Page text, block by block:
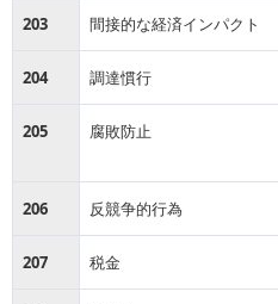
203 間接的な経済インパクト
204 調達慣行
205 腐敗防止
206 反競争的行為
207 税金